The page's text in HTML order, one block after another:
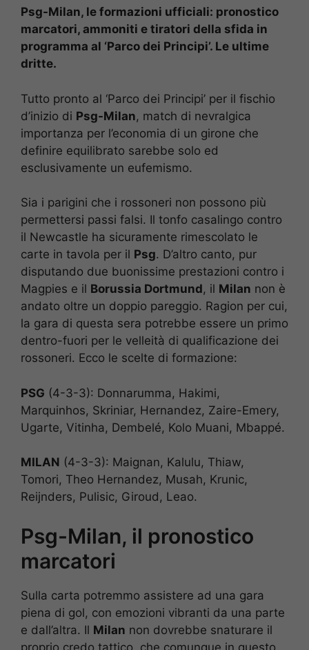
Psg-Milan, le formazioni ufficiali: pronostico
marcatori, ammoniti e tiratori della sfida in
programma al ‘Parco dei Principi’. Le ultime
dritte.
Tutto pronto al ‘Parco dei Principi’ per il fischio
d’inizio di Psg-Milan, match di nevralgica
importanza per l’economia di un girone che
definire equilibrato sarebbe solo ed
esclusivamente un eufemismo.
Sia i parigini che i rossoneri non possono più
permettersi passi falsi. Il tonfo casalingo contro
il Newcastle ha sicuramente rimescolato le
carte in tavola per il Psg. D’altro canto, pur
disputando due buonissime prestazioni contro i
Magpies e il Borussia Dortmund, il Milan non è
andato oltre un doppio pareggio. Ragion per cui,
la gara di questa sera potrebbe essere un primo
dentro-fuori per le velleità di qualificazione dei
rossoneri. Ecco le scelte di formazione:
PSG (4-3-3): Donnarumma, Hakimi,
Marquinhos, Skriniar, Hernandez, Zaire-Emery,
Ugarte, Vitinha, Dembelé, Kolo Muani, Mbappé.
MILAN (4-3-3): Maignan, Kalulu, Thiaw,
Tomori, Theo Hernandez, Musah, Krunic,
Reijnders, Pulisic, Giroud, Leao.
Psg-Milan, il pronostico
marcatori
Sulla carta potremmo assistere ad una gara
piena di gol, con emozioni vibranti da una parte
e dall’altra. Il Milan non dovrebbe snaturare il
proprio credo tattico, che comunque in questo